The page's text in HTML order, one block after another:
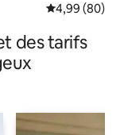
Évaluation
4,99 (80)
des tarifs